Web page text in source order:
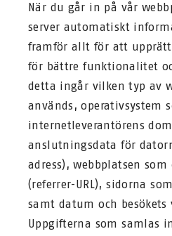
När du går in på vår
server automatiskt
framför allt för att
för bättre funktionalitet
detta ingår vilken typ av
används, operativsystem
internetleverantörens
anslutningsdata för
adress), webbplatsen
(referrer-URL), sidorna
samt datum och besökets
Uppgifterna som samlas